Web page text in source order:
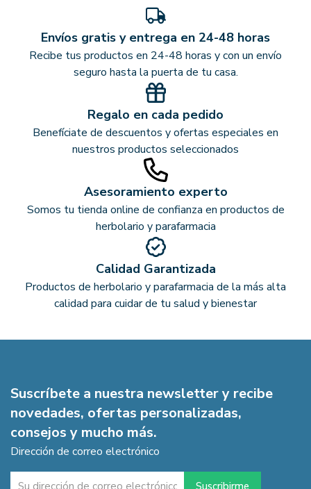
Envíos gratis y entrega en 24-48 horas
Recibe tus productos en 24-48 horas y con un envío
seguro hasta la puerta de tu casa.
Regalo en cada pedido
Benefíciate de descuentos y ofertas especiales en
nuestros productos seleccionados
Asesoramiento experto
Somos tu tienda online de confianza en productos de
herbolario y parafarmacia
Calidad Garantizada
Productos de herbolario y parafarmacia de la más alta
calidad para cuidar de tu salud y bienestar
Suscríbete a nuestra newsletter y recibe
novedades, ofertas personalizadas,
consejos y mucho más.
Dirección de correo electrónico